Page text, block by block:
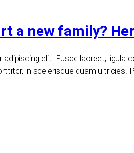
a new family?
elit. Fusce laoreet,
in scelerisque quam ultricies.